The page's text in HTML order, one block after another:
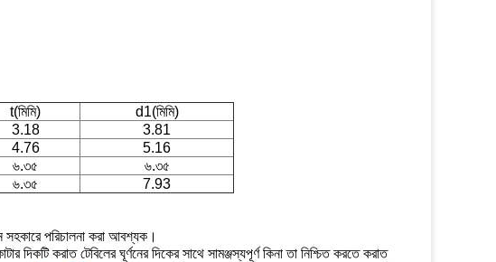
t(মিমি)
d1(মিমি)
3.18
3.81
4.76
5.16
৬.৩৫
৬.৩৫
৬.৩৫ 7.93
পরিচালনা করা আবশ্যক।
দিকটি করাত টেবিলের ঘূর্ণনের দিকের সাথে সামঞ্জস্যপূর্ণ কিনা তা নিশ্চিত করতে করাত